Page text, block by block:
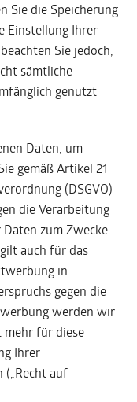
Sie die Speicherung
Einstellung Ihrer
Sie jedoch,
sämtliche
genutzt
Daten, um
gemäß Artikel 21
(DSGVO)
die Verarbeitung
zum Zwecke
auch für das
in
gegen die
werden wir
mehr für diese
Ihrer
(„Recht auf